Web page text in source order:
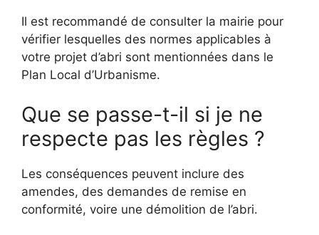
Il est recommandé de consulter la mairie pour
vérifier lesquelles des normes applicables à
votre projet d’abri sont mentionnées dans le
Plan Local d’Urbanisme.
Que se passe-t-il si je ne
respecte pas les règles ?
Les conséquences peuvent inclure des
amendes, des demandes de remise en
conformité, voire une démolition de l’abri.